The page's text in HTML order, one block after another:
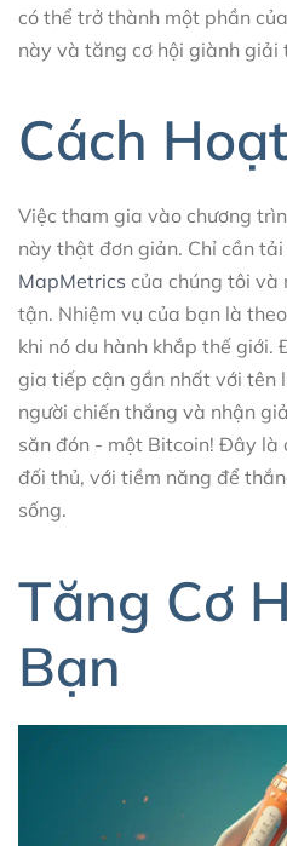
có thể trở thành một phần
này và tăng cơ hội giành giải
Cách
Việc tham gia vào chương
này thật đơn giản. Chỉ cần
MapMetrics của chúng tôi và
tận. Nhiệm vụ của bạn là
khi nó du hành khắp thế giới.
gia tiếp cận gần nhất với tên
người chiến thắng và nhận
săn đón - một Bitcoin! Đây là
đối thủ, với tiềm năng để
sống.
Tăng Cơ
Bạn